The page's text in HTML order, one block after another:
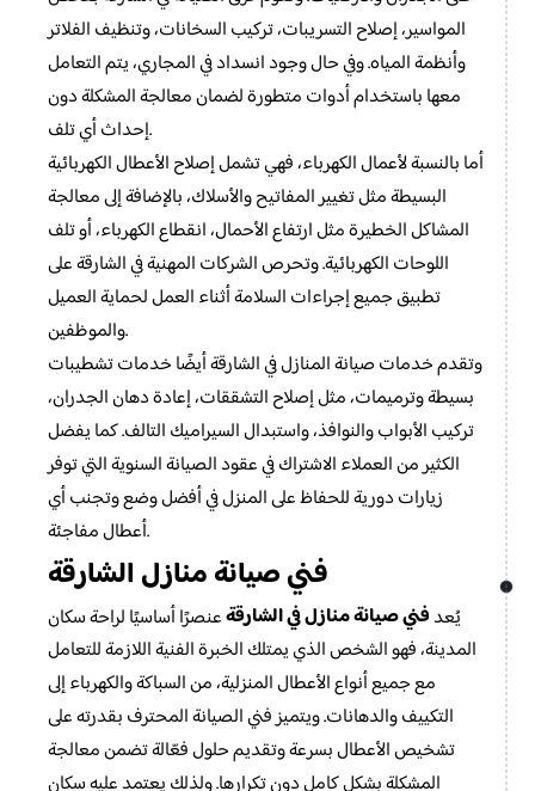
المواسير، إصلاح التسريبات، تركيب السخانات، وتنظيف الفلاتر
وأنظمة المياه. وفي حال وجود انسداد في المجاري، يتم التعامل
معها باستخدام أدوات متطورة لضمان معالجة المشكلة دون
إحداث أي تلف.
أما بالنسبة لأعمال الكهرباء، فهي تشمل إصلاح الأعطال الكهربائية
البسيطة مثل تغيير المفاتيح والأسلاك، بالإضافة إلى معالجة
المشاكل الخطيرة مثل ارتفاع الأحمال، انقطاع الكهرباء، أو تلف
اللوحات الكهربائية. وتحرص الشركات المهنية في الشارقة على
تطبيق جميع إجراءات السلامة أثناء العمل لحماية العميل
والموظفين.
وتقدم خدمات صيانة المنازل في الشارقة أيضًا خدمات تشطيبات
بسيطة وترميمات، مثل إصلاح التشققات، إعادة دهان الجدران،
تركيب الأبواب والنوافذ، واستبدال السيراميك التالف. كما يفضل
الكثير من العملاء الاشتراك في عقود الصيانة السنوية التي توفر
زيارات دورية للحفاظ على المنزل في أفضل وضع وتجنب أي
أعطال مفاجئة.
فني صيانة منازل الشارقة
يُعدفني صيانة منازل في الشارقةعنصرًا أساسيًا لراحة سكان
المدينة، فهو الشخص الذي يمتلك الخبرة الفنية اللازمة للتعامل
مع جميع أنواع الأعطال المنزلية، من السباكة والكهرباء إلى
التكييف والدهانات. ويتميز فني الصيانة المحترف بقدرته على
تشخيص الأعطال بسرعة وتقديم حلول فعّالة تضمن معالجة